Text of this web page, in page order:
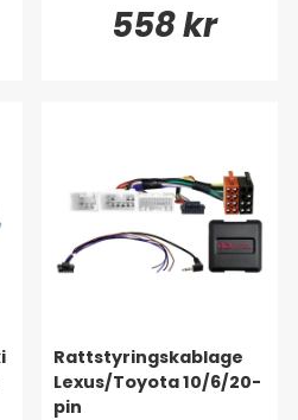
558 kr
Rattstyringskablage
Lexus/Toyota 10/6/20-
pin